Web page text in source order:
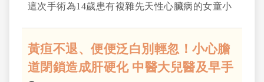
這次手術為14歲患有複雜先天性心臟病的女童小
三尖瓣發育不良造成三尖瓣膜狹窄，雖然自出生
後已接受一系列矯正手術與心導管氣球擴張術
黃疸不退、便便泛白別輕忽！小心膽
道閉鎖造成肝硬化 中醫大兒醫及早手